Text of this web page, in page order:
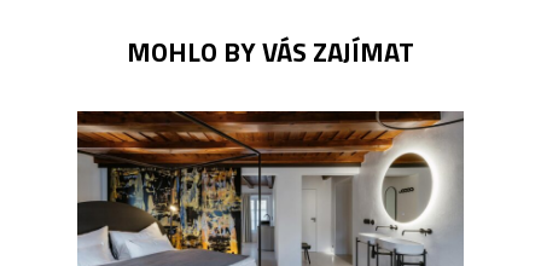
MOHLO BY VÁS ZAJÍMAT